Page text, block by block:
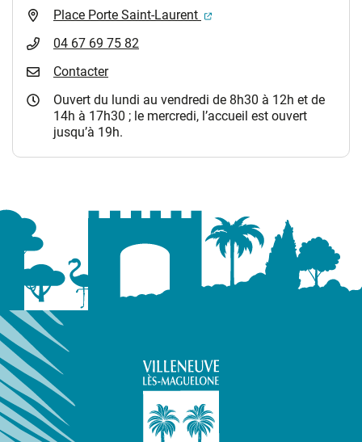
Place Porte Saint-Laurent
(ouverture dans un
04 67 69 75 82
Contacter
Ouvert du lundi au vendredi de 8h30 à 12h et de
14h à 17h30 ; le mercredi, l’accueil est ouvert
jusqu’à 19h.